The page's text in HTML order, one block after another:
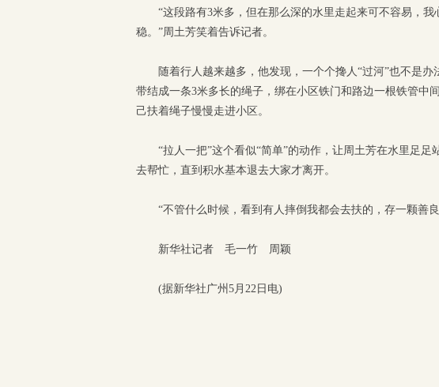
“这段路有3米多，但在那么深的水里走起来可不容易，
稳。”周土芳笑着告诉记者。
随着行人越来越多，他发现，一个个搀人“过河”也不是
带结成一条3米多长的绳子，绑在小区铁门和路边一根铁管中
己扶着绳子慢慢走进小区。
“拉人一把”这个看似“简单”的动作，让周土芳在水里足
去帮忙，直到积水基本退去大家才离开。
“不管什么时候，看到有人摔倒我都会去扶的，存一颗善
新华社记者 毛一竹 周颖
(据新华社广州5月22日电)